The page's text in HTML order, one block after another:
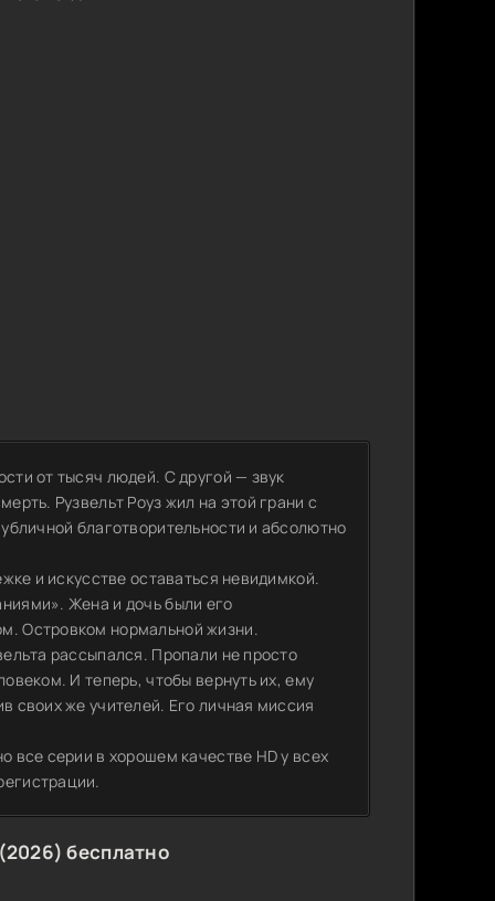
от тысяч людей. С другой — звук
Рузвельт Роуз жил на этой грани с
благотворительности и абсолютно
и искусстве оставаться невидимкой.
Жена и дочь были его
Островком нормальной жизни.
рассыпался. Пропали не просто
И теперь, чтобы вернуть их, ему
своих же учителей. Его личная миссия
все серии в хорошем качестве HD у всех
бесплатно